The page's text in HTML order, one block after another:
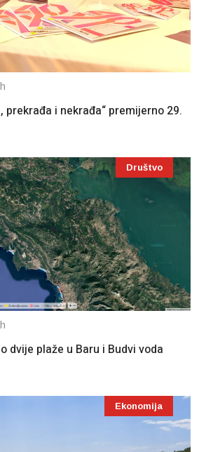
prekrađa i nekrađa“ premijerno 29.
Društvo
dvije plaže u Baru i Budvi voda
Ekonomija